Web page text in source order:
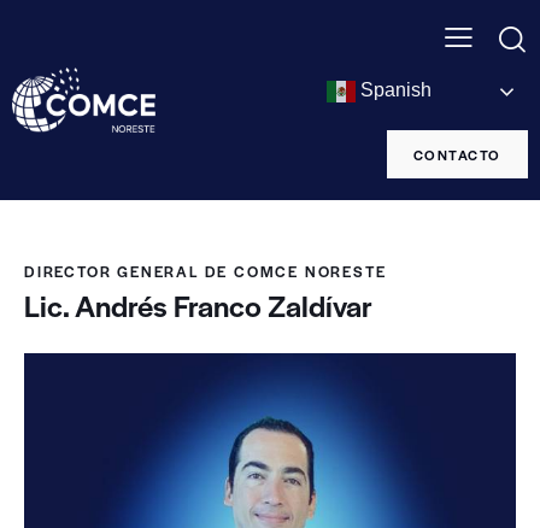
Spanish
CONTACTO
DIRECTOR GENERAL DE COMCE NORESTE
Lic. Andrés Franco Zaldívar